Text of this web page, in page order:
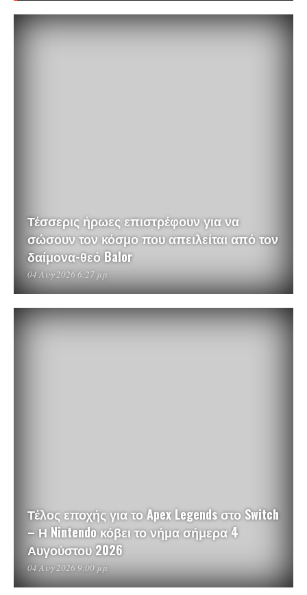
Τέσσερις ήρωες επιστρέφουν για να
σώσουν τον κόσμο που απειλείται από τον
δαίμονα-θεό Balor
04 Αυγ 2026 6:27 μμ
Τέλος εποχής για το Apex Legends στο Switch
– Η Nintendo κόβει το νήμα σήμερα 4
Αυγούστου 2026
04 Αυγ 2026 9:00 μμ